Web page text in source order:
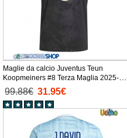
Maglie da calcio Juventus Teun
Koopmeiners #8 Terza Maglia 2025-26
Manica Corta
99.88€ 31.95€